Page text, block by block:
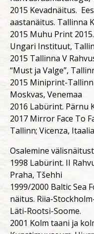
2015 Kevadnäitus.
aastanäitus. Tallinna
2015 Muhu Print
Ungari Instituut,
2015 Tallinna V
“Must ja Valge”,
2015 Miniprint-
Moskvas, Venemaa
2016 Labürint. Pärnu
2017 Mirror Face To
Tallinn; Vicenza, Itaalia
Osalemine
1998 Labürint. II
Praha, Tšehhi
1999/2000 Baltic Sea
näitus. Riia-
Läti-Rootsi-Soome.
2001 Kolm taani ja